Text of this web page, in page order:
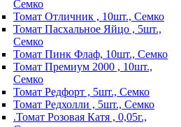
Семко
Томат Отличник , 10шт., Семко
Томат Пасхальное Яйцо , 5шт.,
Семко
Томат Пинк Флаф, 10шт., Семко
Томат Премиум 2000 , 10шт.,
Семко
Томат Редфорт , 5шт., Семко
Томат Редхолли , 5шт., Семко
.Томат Розовая Катя , 0,05г.,